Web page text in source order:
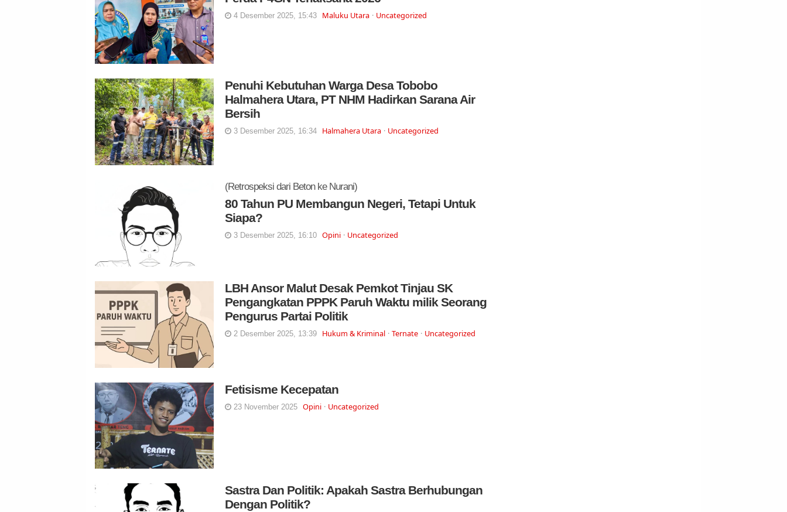
4 Desember 2025, 15:43 Maluku Utara Uncategorized
Penuhi Kebutuhan Warga Desa Tobobo
Halmahera Utara, PT NHM Hadirkan Sarana Air
Bersih
3 Desember 2025, 16:34 Halmahera Utara Uncategorized
(Retrospeksi dari Beton ke Nurani)
80 Tahun PU Membangun Negeri, Tetapi Untuk
Siapa?
3 Desember 2025, 16:10 Opini Uncategorized
LBH Ansor Malut Desak Pemkot Tinjau SK
Pengangkatan PPPK Paruh Waktu milik Seorang
Pengurus Partai Politik
2 Desember 2025, 13:39 Hukum & Kriminal Ternate Uncategorized
Fetisisme Kecepatan
23 November 2025 Opini Uncategorized
Sastra Dan Politik: Apakah Sastra Berhubungan
Dengan Politik?